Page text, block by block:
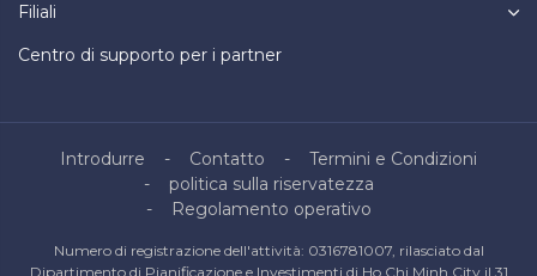
Filiali
Centro di supporto per i partner
Introdurre Contatto
Termini e Condizioni
politica sulla riservatezza
Regolamento operativo
Numero di registrazione dell'attività: 0316781007, rilasciato dal
Dipartimento di Pianificazione e Investimenti di Ho Chi Minh City il 31